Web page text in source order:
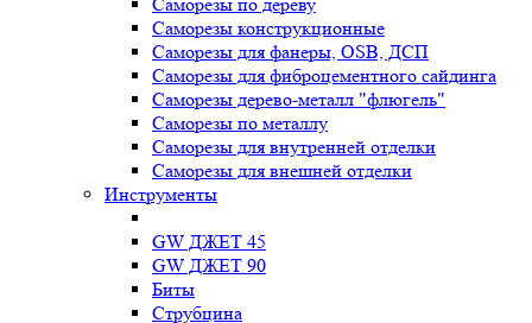
Саморезы конструкционные
Cаморезы для фанеры, OSB, ДСП
Саморезы для фиброцементного сайдинга
Саморезы дерево-металл "флюгель"
Саморезы по металлу
Саморезы для внутренней отделки
Саморезы для внешней отделки
Инструменты
GW ДЖЕТ 45
GW ДЖЕТ 90
Биты
Струбцина